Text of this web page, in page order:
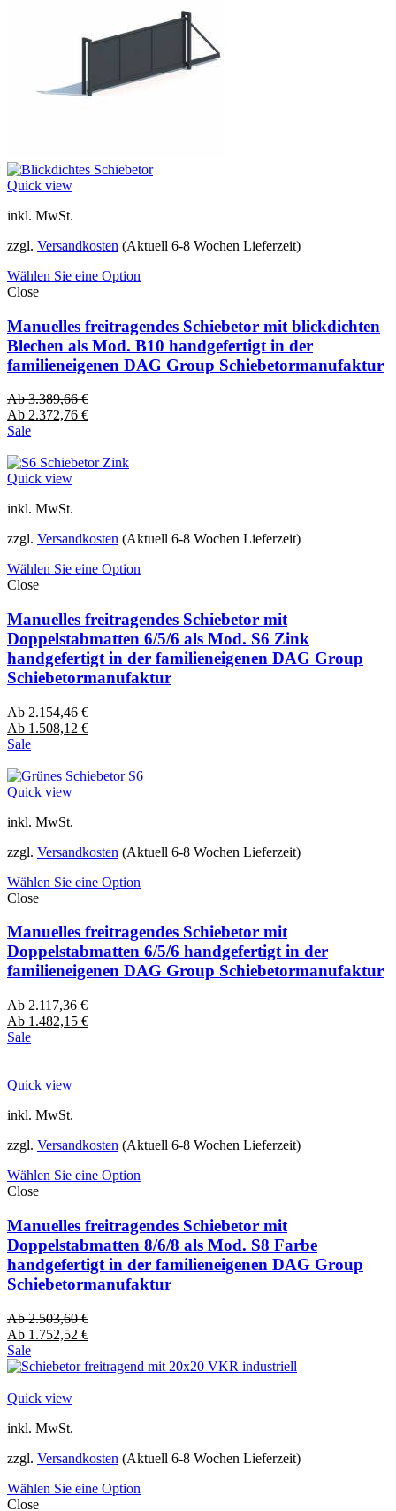
Quick view
inkl. MwSt.
zzgl. Versandkosten (Aktuell 6-8 Wochen Lieferzeit)
Wählen Sie eine Option
Close
Manuelles freitragendes Schiebetor mit blickdichten
Blechen als Mod. B10 handgefertigt in der
familieneigenen DAG Group Schiebetormanufaktur
Ab3.389,66€
Ab 2.372,76 €
Sale
Quick view
inkl. MwSt.
zzgl. Versandkosten (Aktuell 6-8 Wochen Lieferzeit)
Wählen Sie eine Option
Close
Manuelles freitragendes Schiebetor mit
Doppelstabmatten 6/5/6 als Mod. S6 Zink
handgefertigt in der familieneigenen DAG Group
Schiebetormanufaktur
Ab2.154,46€
Ab 1.508,12 €
Sale
Quick view
inkl. MwSt.
zzgl. Versandkosten (Aktuell 6-8 Wochen Lieferzeit)
Wählen Sie eine Option
Close
Manuelles freitragendes Schiebetor mit
Doppelstabmatten 6/5/6 handgefertigt in der
familieneigenen DAG Group Schiebetormanufaktur
Ab2.117,36€
Ab 1.482,15 €
Sale
Quick view
inkl. MwSt.
zzgl. Versandkosten (Aktuell 6-8 Wochen Lieferzeit)
Wählen Sie eine Option
Close
Manuelles freitragendes Schiebetor mit
Doppelstabmatten 8/6/8 als Mod. S8 Farbe
handgefertigt in der familieneigenen DAG Group
Schiebetormanufaktur
Ab2.503,60€
Ab 1.752,52 €
Sale
Quick view
inkl. MwSt.
zzgl. Versandkosten (Aktuell 6-8 Wochen Lieferzeit)
Wählen Sie eine Option
Close